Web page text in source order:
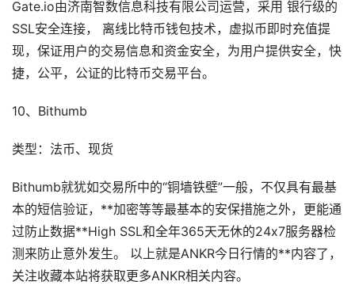
Gate.io由济南智数信息科技有限公司运营，采用 银行级的
SSL安全连接， 离线比特币钱包技术，虚拟币即时充值提
现，保证用户的交易信息和资金安全，为用户提供安全，快
捷，公平，公证的比特币交易平台。
10、Bithumb
类型：法币、现货
Bithumb就犹如交易所中的“铜墙铁壁”一般，不仅具有最基
本的短信验证，**加密等等最基本的安保措施之外，更能通
过防止数据**High SSL和全年365天无休的24x7服务器检
测来防止意外发生。 以上就是ANKR今日行情的**内容了，
关注收藏本站将获取更多ANKR相关内容。